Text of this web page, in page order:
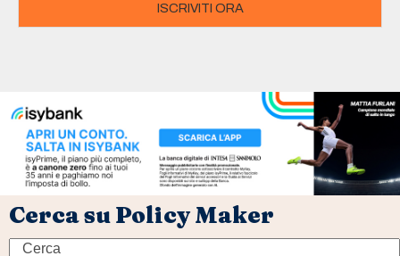
ISCRIVITI ORA
Cerca su Policy Maker
Search